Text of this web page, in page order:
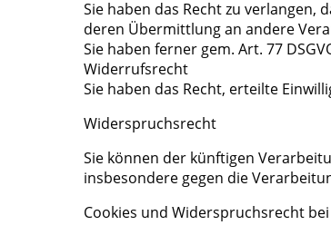
Sie haben das Recht zu verlangen,
deren Übermittlung an andere
Sie haben ferner gem. Art. 77
Widerrufsrecht
Sie haben das Recht, erteilte
Widerspruchsrecht
Sie können der künftigen
insbesondere gegen die
Cookies und Widerspruchsrecht